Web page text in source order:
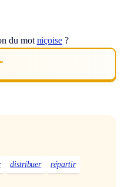
du mot niçoise ?
distribuer
répartir